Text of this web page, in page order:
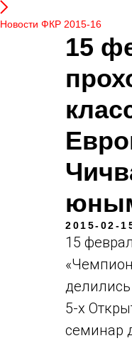
Новости ФКР 2015-16
15
2015-02-
15
5-х
семинар